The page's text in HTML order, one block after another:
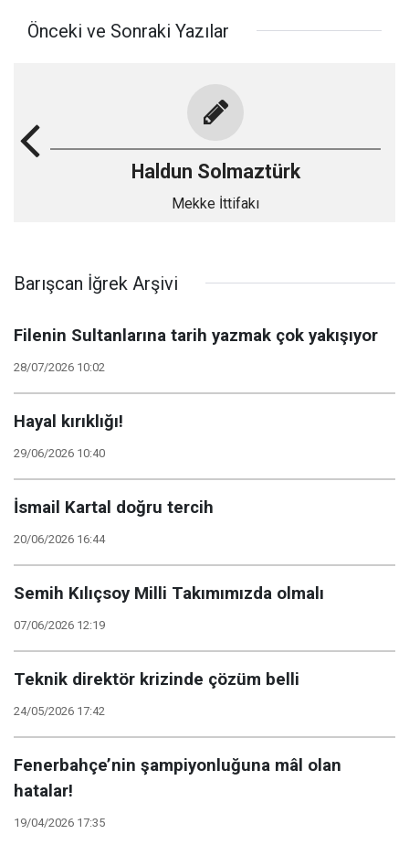
Önceki ve Sonraki Yazılar
Haldun Solmaztürk
Mekke İttifakı
Barışcan İğrek Arşivi
Filenin Sultanlarına tarih yazmak çok yakışıyor
28/07/2026 10:02
Hayal kırıklığı!
29/06/2026 10:40
İsmail Kartal doğru tercih
20/06/2026 16:44
Semih Kılıçsoy Milli Takımımızda olmalı
07/06/2026 12:19
Teknik direktör krizinde çözüm belli
24/05/2026 17:42
Fenerbahçe’nin şampiyonluğuna mâl olan
hatalar!
19/04/2026 17:35